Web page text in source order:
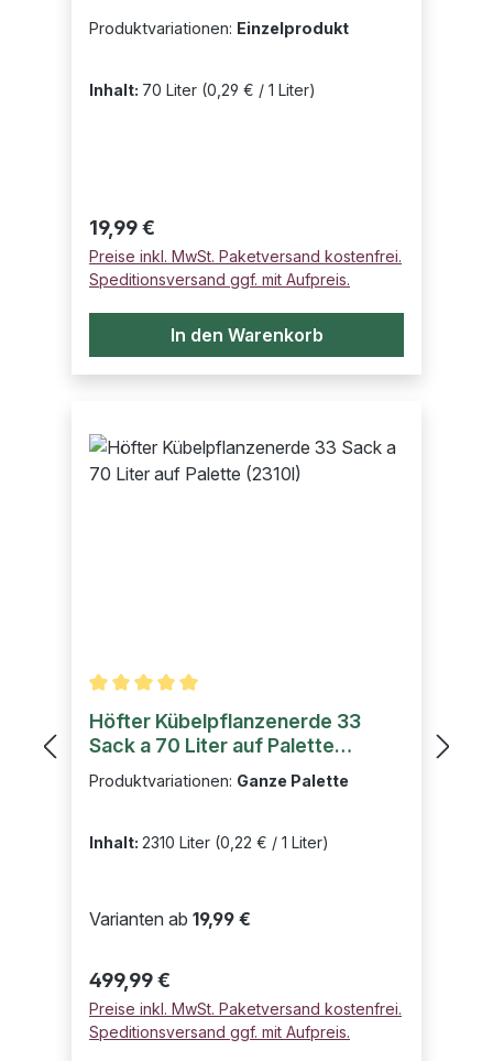
Produktvariationen: Einzelprodukt
Inhalt: 70 Liter (0,29 € / 1 Liter)
Regulärer Preis:
19,99 €
Preise inkl. MwSt. Paketversand kostenfrei.
Speditionsversand ggf. mit Aufpreis.
In den Warenkorb
Durchschnittliche Bewertung von 5 von 5 Sternen
Höfter Kübelpflanzenerde 33
Sack a 70 Liter auf Palette
(2310l)
Produktvariationen: Ganze Palette
Inhalt: 2310 Liter (0,22 € / 1 Liter)
Varianten ab 19,99 €
Regulärer Preis:
499,99 €
Preise inkl. MwSt. Paketversand kostenfrei.
Speditionsversand ggf. mit Aufpreis.